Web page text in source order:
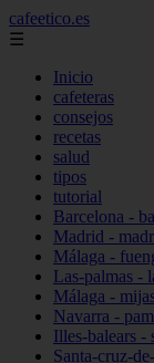
cafeetico.es
☰
Inicio
cafeteras
consejos
recetas
salud
tipos
tutorial
Barcelona -
Madrid -
Málaga -
Las-palmas -
Málaga -
Navarra -
Illes-balears -
Santa-cruz-